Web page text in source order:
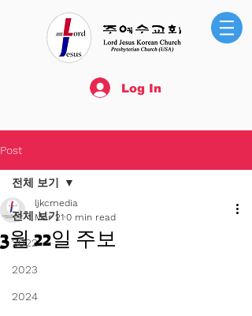
Log In
Post
전체 보기
2022
2023
2024
전체 보기
3월 22일 주보
ljkcmedia
Mar 21 0 min read